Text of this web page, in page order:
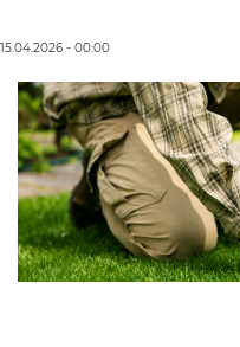
15.04.2026 - 00:00